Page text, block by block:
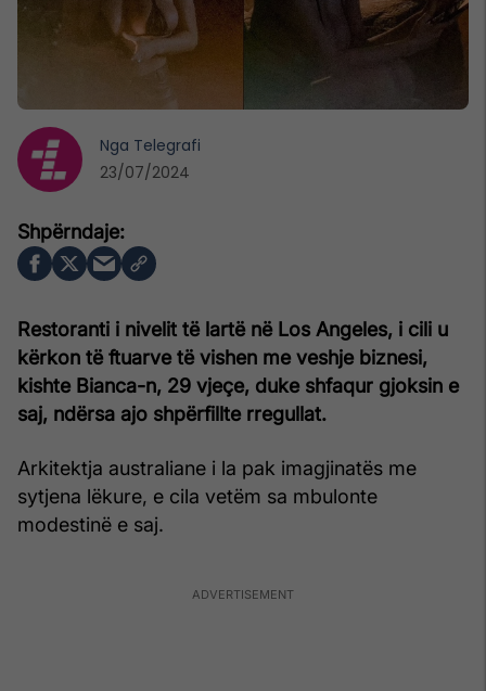
Restoranti i nivelit të lartë në Los Angeles, i cili u
kërkon të ftuarve të vishen me veshje biznesi,
kishte Bianca-n, 29 vjeçe, duke shfaqur gjoksin e
saj, ndërsa ajo shpërfillte rregullat.
Arkitektja australiane i la pak imagjinatës me
sytjena lëkure, e cila vetëm sa mbulonte
modestinë e saj.
Nga Telegrafi
23/07/2024